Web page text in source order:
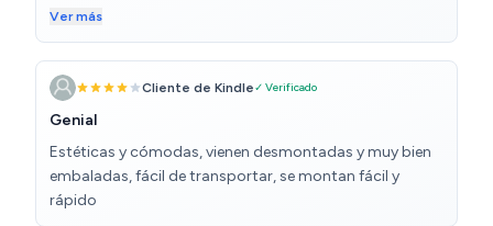
como en estilo.
Ver más
Cliente de Kindle✓ Verificado
Genial
Estéticas y cómodas, vienen desmontadas y muy bien
embaladas, fácil de transportar, se montan fácil y
rápido